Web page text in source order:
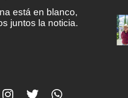
está en blanco,
juntos la noticia.